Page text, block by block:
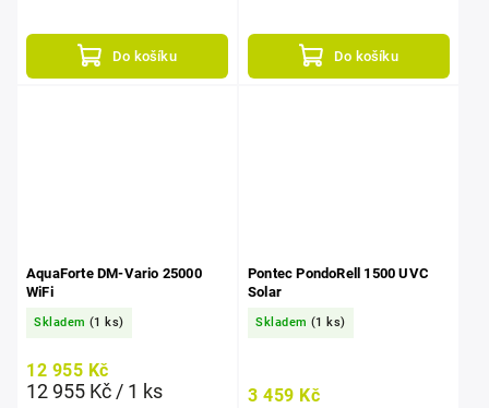
Do košíku Do košíku
AquaForte DM-Vario 25000
WiFi
Skladem (1 ks)
12 955 Kč
12 955 Kč / 1 ks
Pontec PondoRell 1500 UVC
Solar
Skladem (1 ks)
3 459 Kč